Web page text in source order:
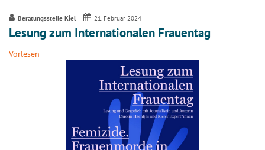
Beratungsstelle Kiel 21. Februar 2024
Lesung zum Internationalen Frauentag
Vorlesen